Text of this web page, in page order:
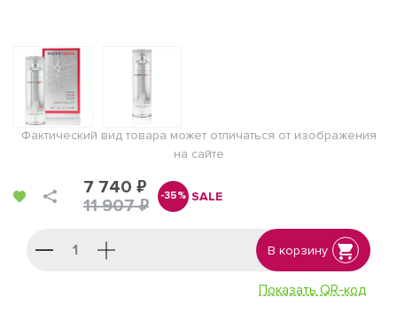
Фактический вид товара может отличаться от изображения
на сайте
7 740 ₽
11 907 ₽
-35% SALE
В корзину
Показать QR-код